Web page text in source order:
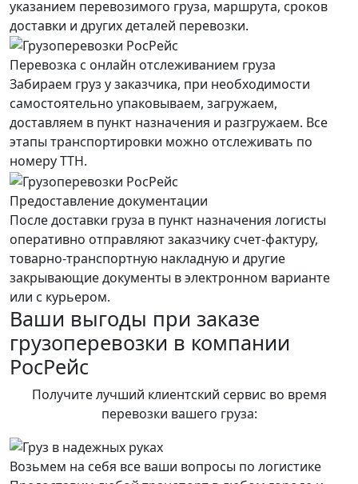
указанием перевозимого груза, маршрута, сроков
доставки и других деталей перевозки.
Перевозка с онлайн отслеживанием груза
Забираем груз у заказчика, при необходимости
самостоятельно упаковываем, загружаем,
доставляем в пункт назначения и разгружаем. Все
этапы транспортировки можно отслеживать по
номеру ТТН.
Предоставление документации
После доставки груза в пункт назначения логисты
оперативно отправляют заказчику счет-фактуру,
товарно-транспортную накладную и другие
закрывающие документы в электронном варианте
или с курьером.
Ваши выгоды при заказе
грузоперевозки в компании
РосРейс
Получите лучший клиентский сервис во время
перевозки вашего груза:
Возьмем на себя все ваши вопросы по логистике